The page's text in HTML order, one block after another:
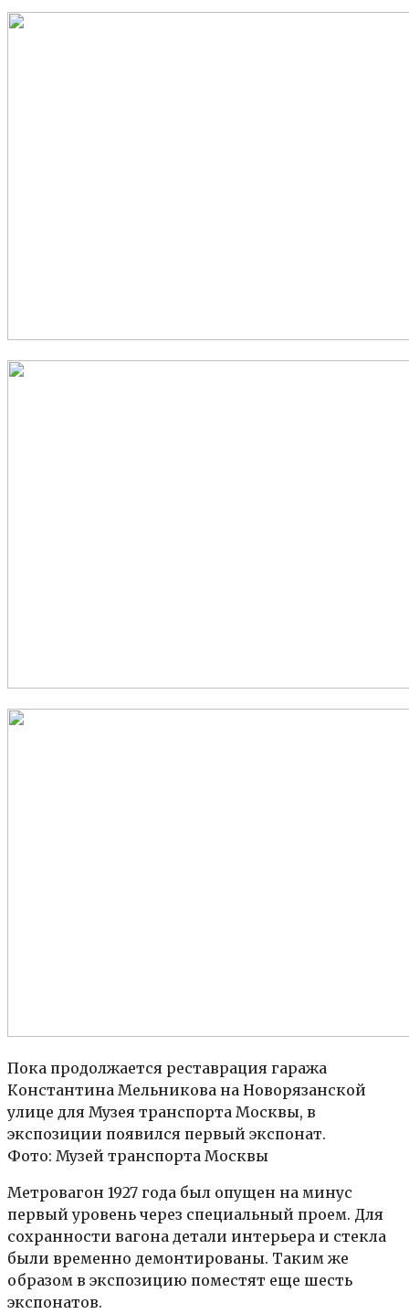
Пока продолжается реставрация гаража
Константина Мельникова на Новорязанской
улице для Музея транспорта Москвы, в
экспозиции появился первый экспонат.
Фото: Музей транспорта Москвы
Метровагон 1927 года был опущен на минус
первый уровень через специальный проем. Для
сохранности вагона детали интерьера и стекла
были временно демонтированы. Таким же
образом в экспозицию поместят еще шесть
экспонатов.